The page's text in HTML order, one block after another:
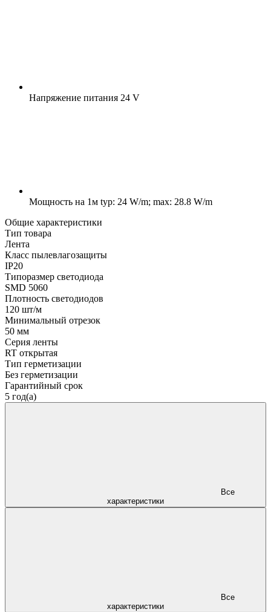
Напряжение питания 24 V
Мощность на 1м typ: 24 W/m; max: 28.8 W/m
Общие характеристики
Тип товара
Лента
Класс пылевлагозащиты
IP20
Типоразмер светодиода
SMD 5060
Плотность светодиодов
120 шт/м
Минимальный отрезок
50 мм
Серия ленты
RT открытая
Тип герметизации
Без герметизации
Гарантийный срок
5 год(а)
характеристики
характеристики